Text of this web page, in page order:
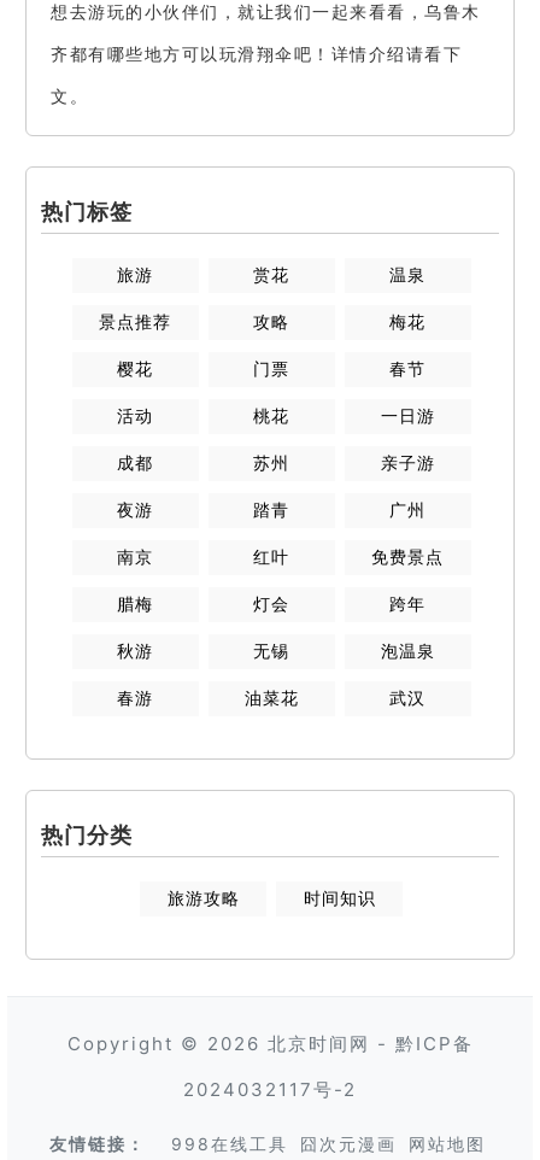
想去游玩的小伙伴们，就让我们一起来看看，乌鲁木
齐都有哪些地方可以玩滑翔伞吧！详情介绍请看下
文。
热门标签
旅游 赏花 温泉
景点推荐 攻略 梅花
樱花 门票 春节
活动 桃花 一日游
成都 苏州 亲子游
夜游 踏青 广州
南京 红叶 免费景点
腊梅 灯会 跨年
秋游 无锡 泡温泉
春游 油菜花 武汉
热门分类
旅游攻略 时间知识
Copyright © 2026 北京时间网 - 黔ICP备
2024032117号-2
友情链接： 998在线工具 囧次元漫画 网站地图